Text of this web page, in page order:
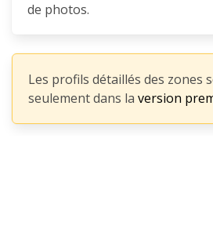
de photos.
Les profils détaillés des zones
seulement dans la version